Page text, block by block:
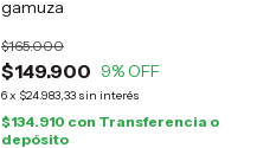
gamuza
$149.900
$165.000
9% OFF
6x $24.983,33 sin interés
$134.910 con Transferencia o
depósito